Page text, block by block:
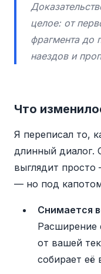
целое: от
фрагмента до
наездов и
Что
Я переписал то,
длинный диалог.
выглядит
— но под
Снимается
Расширение
от вашей
собирает её